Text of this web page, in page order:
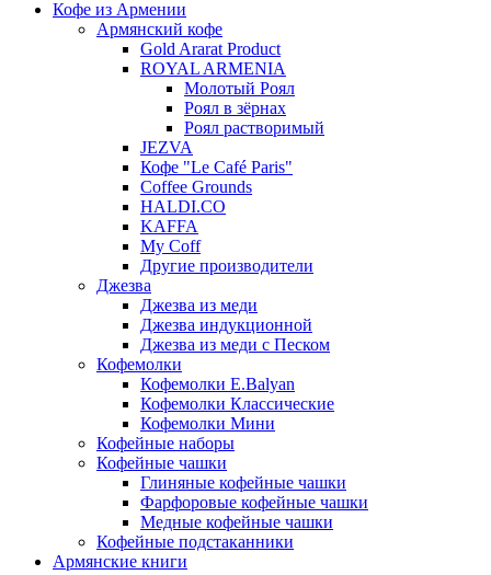
Кофе из Армении
Армянский кофе
Gold Ararat Product
ROYAL ARMENIA
Молотый Роял
Роял в зёрнах
Роял растворимый
JEZVA
Кофе "Le Café Paris"
Coffee Grounds
HALDI.CO
KAFFA
My Coff
Другие производители
Джезва
Джезва из меди
Джезва индукционной
Джезва из меди с Песком
Кофемолки
Кофемолки E.Balyan
Кофемолки Классические
Кофемолки Мини
Кофейные наборы
Кофейные чашки
Глиняные кофейные чашки
Фарфоровые кофейные чашки
Медные кофейные чашки
Кофейные подстаканники
Армянские книги